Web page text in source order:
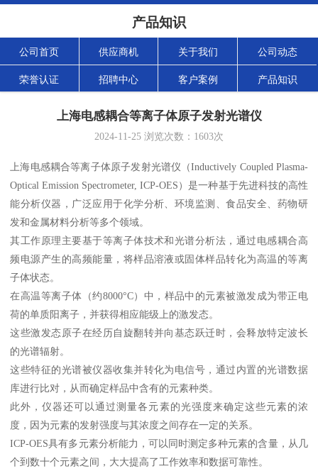
产品知识
公司首页 供应商机 关于我们 公司动态
荣誉认证 招聘中心 客户案例 产品知识
上海电感耦合等离子体原子发射光谱仪
2024-11-25 浏览次数： 1603次
上海电感耦合等离子体原子发射光谱仪（Inductively Coupled Plasma-
Optical Emission Spectrometer, ICP-OES）是一种基于先进科技的高性
能分析仪器，广泛应用于化学分析、环境监测、食品安全、药物研
发和金属材料分析等多个领域。
其工作原理主要基于等离子体技术和光谱分析法，通过电感耦合高
频电源产生的高频能量，将样品溶液或固体样品转化为高温的等离
子体状态。
在高温等离子体（约8000°C）中，样品中的元素被激发成为带正电
荷的单质阳离子，并获得相应能级上的激发态。
这些激发态原子在经历自旋翻转并向基态跃迁时，会释放特定波长
的光谱辐射。
这些特征的光谱被仪器收集并转化为电信号，通过内置的光谱数据
库进行比对，从而确定样品中含有的元素种类。
此外，仪器还可以通过测量各元素的光强度来确定这些元素的浓
度，因为元素的发射强度与其浓度之间存在一定的关系。
ICP-OES具有多元素分析能力，可以同时测定多种元素的含量，从几
个到数十个元素之间，大大提高了工作效率和数据可靠性。